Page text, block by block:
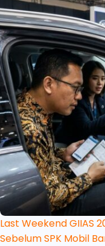
Last Weekend GIIAS
Sebelum SPK Mobil